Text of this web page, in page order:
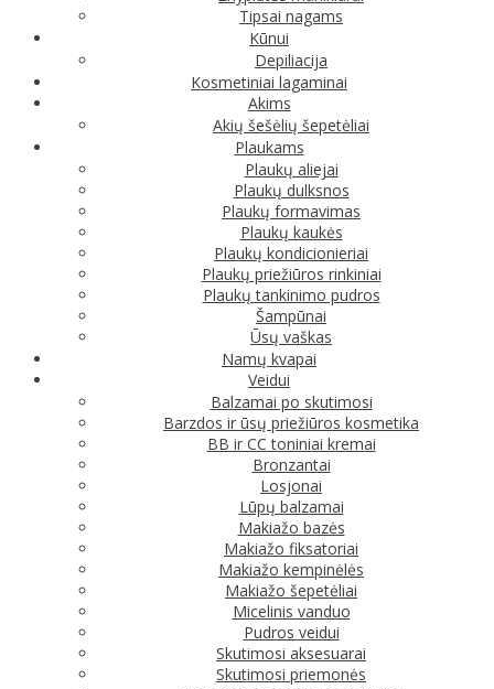
Tipsai nagams
Kūnui
Depiliacija
Kosmetiniai lagaminai
Akims
Akių šešėlių šepetėliai
Plaukams
Plaukų aliejai
Plaukų dulksnos
Plaukų formavimas
Plaukų kaukės
Plaukų kondicionieriai
Plaukų priežiūros rinkiniai
Plaukų tankinimo pudros
Šampūnai
Ūsų vaškas
Namų kvapai
Veidui
Balzamai po skutimosi
Barzdos ir ūsų priežiūros kosmetika
BB ir CC toniniai kremai
Bronzantai
Losjonai
Lūpų balzamai
Makiažo bazės
Makiažo fiksatoriai
Makiažo kempinėlės
Makiažo šepetėliai
Micelinis vanduo
Pudros veidui
Skutimosi aksesuarai
Skutimosi priemonės